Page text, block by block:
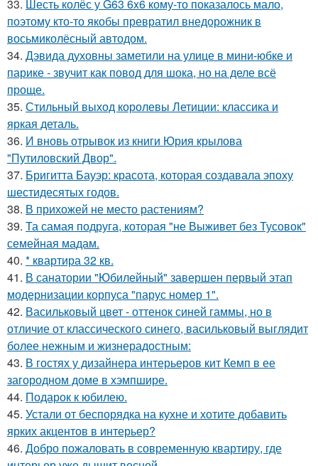
33. Шесть колёс у G63 6x6 кому-то показалось мало,
поэтому кто-то якобы превратил внедорожник в
восьмиколёсный автодом.
34. Дэвида духовны заметили на улице в мини-юбке и
парике - звучит как повод для шока, но на деле всё
проще.
35. Стильный выход королевы Летиции: классика и
яркая деталь.
36. И вновь отрывок из книги Юрия крылова
"Путиловский Двор".
37. Бригитта Бауэр: красота, которая создавала эпоху
шестидесятых годов.
38. В прихожей не место растениям?
39. Та самая подруга, которая "не Выживет без Тусовок"
семейная мадам.
40. * квартира 32 кв.
41. В санатории "Юбилейный" завершен первый этап
модернизации корпуса "парус номер 1".
42. Васильковый цвет - оттенок синей гаммы, но в
отличие от классического синего, васильковый выглядит
более нежным и жизнерадостным:
43. В гостях у дизайнера интерьеров кит Кемп в ее
загородном доме в хэмпшире.
44. Подарок к юбилею.
45. Устали от беспорядка на кухне и хотите добавить
ярких акцентов в интерьер?
46. Добро пожаловать в современную квартиру, где